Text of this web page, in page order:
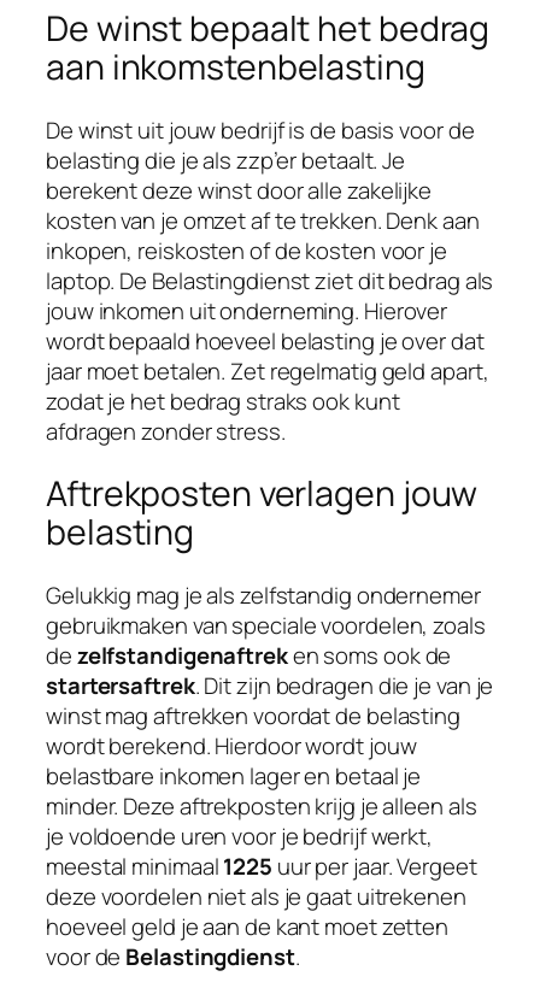
De winst bepaalt het bedrag
aan inkomstenbelasting
De winst uit jouw bedrijf is de basis voor de
belasting die je als zzp’er betaalt. Je
berekent deze winst door alle zakelijke
kosten van je omzet af te trekken. Denk aan
inkopen, reiskosten of de kosten voor je
laptop. De Belastingdienst ziet dit bedrag als
jouw inkomen uit onderneming. Hierover
wordt bepaald hoeveel belasting je over dat
jaar moet betalen. Zet regelmatig geld apart,
zodat je het bedrag straks ook kunt
afdragen zonder stress.
Aftrekposten verlagen jouw
belasting
Gelukkig mag je als zelfstandig ondernemer
gebruikmaken van speciale voordelen, zoals
dezelfstandigenaftreken soms ook de
startersaftrek. Dit zijn bedragen die je van je
winst mag aftrekken voordat de belasting
wordt berekend. Hierdoor wordt jouw
belastbare inkomen lager en betaal je
minder. Deze aftrekposten krijg je alleen als
je voldoende uren voor je bedrijf werkt,
meestal minimaal1225 uur per jaar. Vergeet
deze voordelen niet als je gaat uitrekenen
hoeveel geld je aan de kant moet zetten
voor de Belastingdienst.